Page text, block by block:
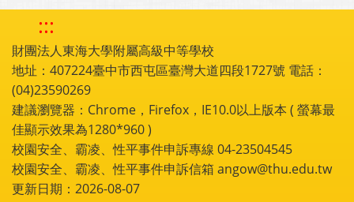
:::
財團法人東海大學附屬高級中等學校
地址：407224臺中市西屯區臺灣大道四段1727號 電話：
(04)23590269
建議瀏覽器：Chrome，Firefox，IE10.0以上版本 ( 螢幕最
佳顯示效果為1280*960 )
校園安全、霸凌、性平事件申訴專線 04-23504545
校園安全、霸凌、性平事件申訴信箱 angow@thu.edu.tw
更新日期：2026-08-07